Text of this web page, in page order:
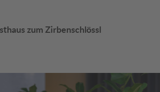
zum Zirbenschlössl